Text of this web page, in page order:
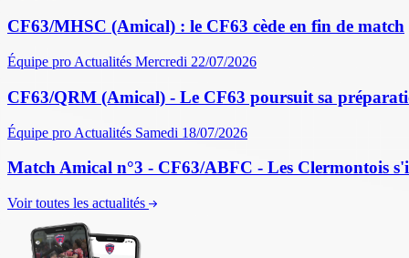
CF63/MHSC (Amical) : le CF63 cède en fin de match
Équipe pro Actualités Mercredi 22/07/2026
CF63/QRM (Amical) - Le CF63 poursuit sa
Équipe pro Actualités Samedi 18/07/2026
Match Amical n°3 - CF63/ABFC - Les Clermontois
Voir toutes les actualités